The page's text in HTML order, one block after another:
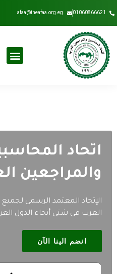
01060866621
afaa@theafaa.org.eg
اتحاد
والمراجعين
الإتحاد المعتمد الرسمى
العرب فى شتى أنحاء الدول
انضم الينا الآن